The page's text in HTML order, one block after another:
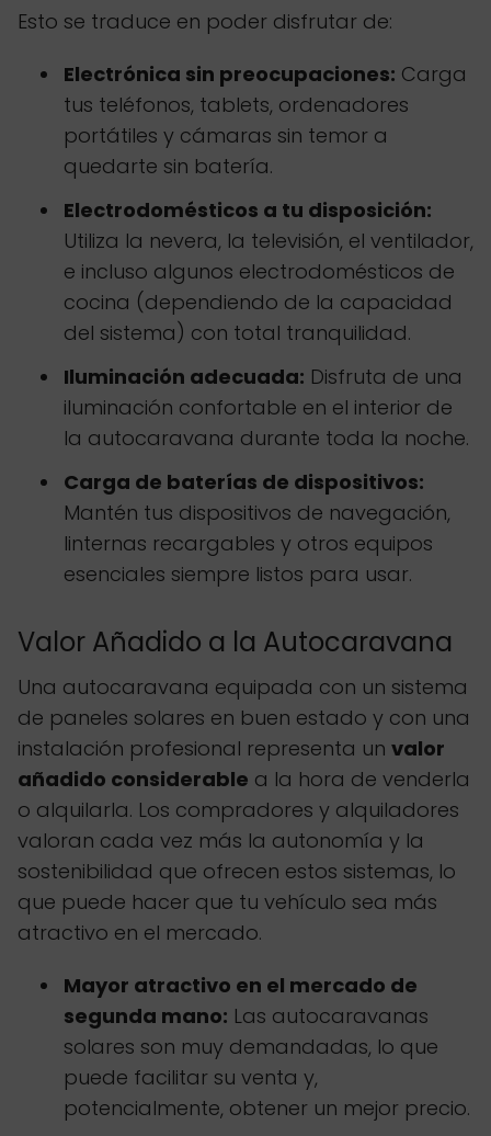
Esto se traduce en poder disfrutar de:
Electrónica sin preocupaciones: Carga
tus teléfonos, tablets, ordenadores
portátiles y cámaras sin temor a
quedarte sin batería.
Electrodomésticos a tu disposición:
Utiliza la nevera, la televisión, el ventilador,
e incluso algunos electrodomésticos de
cocina (dependiendo de la capacidad
del sistema) con total tranquilidad.
Iluminación adecuada: Disfruta de una
iluminación confortable en el interior de
la autocaravana durante toda la noche.
Carga de baterías de dispositivos:
Mantén tus dispositivos de navegación,
linternas recargables y otros equipos
esenciales siempre listos para usar.
Valor Añadido a la Autocaravana
Una autocaravana equipada con un sistema
de paneles solares en buen estado y con una
instalación profesional representa un valor
añadido considerable a la hora de venderla
o alquilarla. Los compradores y alquiladores
valoran cada vez más la autonomía y la
sostenibilidad que ofrecen estos sistemas, lo
que puede hacer que tu vehículo sea más
atractivo en el mercado.
Mayor atractivo en el mercado de
segunda mano: Las autocaravanas
solares son muy demandadas, lo que
puede facilitar su venta y,
potencialmente, obtener un mejor precio.